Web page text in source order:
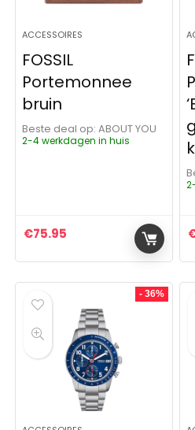
ACCESSOIRES
FOSSIL
Portemonnee
bruin
Beste deal op:
ABOUT YOU
2-4 werkdagen in huis
€75.95
- 36%